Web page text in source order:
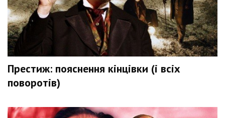
Престиж: пояснення кінцівки (і всіх
поворотів)